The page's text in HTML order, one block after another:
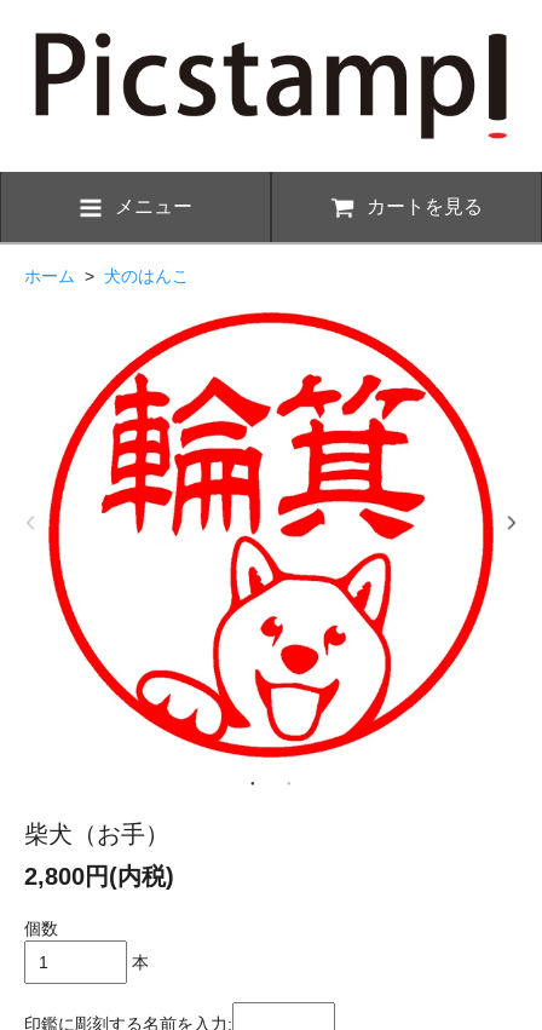
メニュー カートを見る
ホーム > 犬のはんこ
柴犬（お手）
2,800円(内税)
個数
本
印鑑に彫刻する名前を入力: